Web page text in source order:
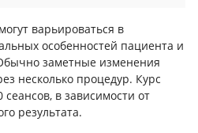
варьироваться в
особенностей пациента и
заметные изменения
несколько процедур. Курс
в зависимости от
результата.